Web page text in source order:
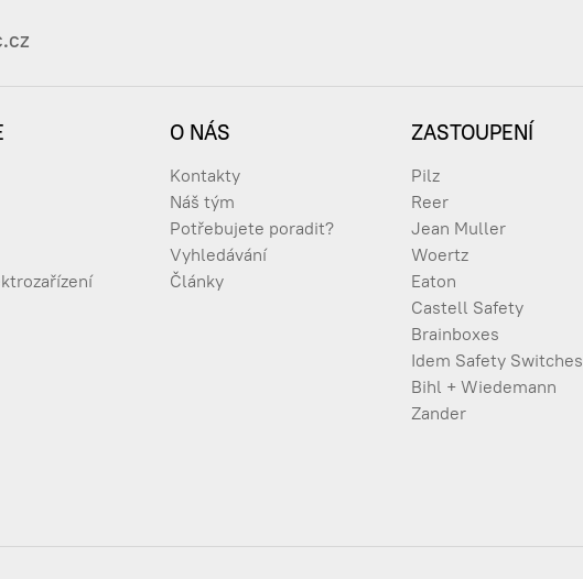
(10 pieces)
with SIM-card-adapter
O NÁS
Kontakty
Náš tým
Potřebujete poradit?
Vyhledávání
Články
ZASTOUPENÍ
Pilz
Reer
Jean Muller
Woertz
Eaton
Castell Safety
Brainboxes
Idem Safety Switches
Bihl + Wiedemann
Zander